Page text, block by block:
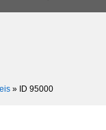
» ID 95000